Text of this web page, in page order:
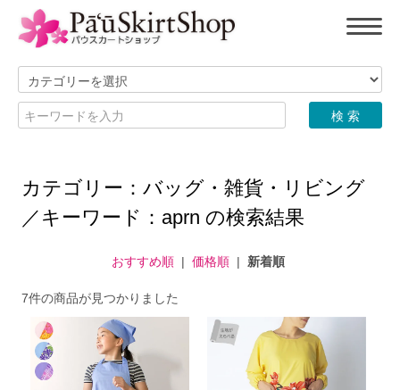
カテゴリー：バッグ・雑貨・リビング
／キーワード：aprn の検索結果
おすすめ順| 価格順| 新着順
7件の商品が見つかりました